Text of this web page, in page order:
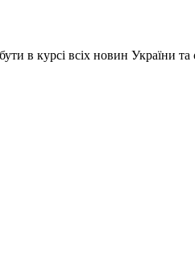
в курсі всіх новин України